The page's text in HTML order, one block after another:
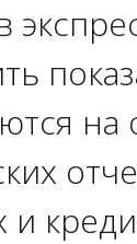
на
и